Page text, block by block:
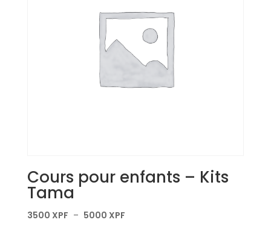
Cours pour enfants – Kits
Tama
3500 XPF – 5000 XPFPlage